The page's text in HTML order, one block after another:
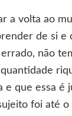
a volta ao
de si e
não
e que essa é
foi até